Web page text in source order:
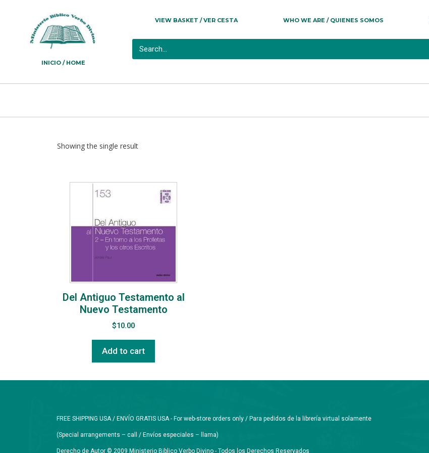
INICIO / HOME
VIEW BASKET / VER CESTA WHO WE ARE / QUIENES SOMOS
Showing the single result
Del Antiguo Testamento al
Nuevo Testamento
$10.00
Add to cart
FREE SHIPPING USA / ENVÍO GRATIS USA - For web-store orders only / Para pedidos de la librería virtual solamente
(Special arrangements – call / Envíos especiales – llama)
Derecho de Autor © 2009 Ministerio Biblico Verbo Divino - Todos los Derechos Reservados